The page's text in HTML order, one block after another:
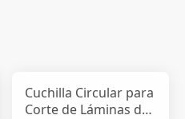
Cuchilla Circular para
Corte de Láminas de